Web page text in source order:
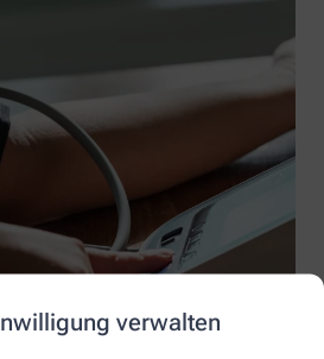
verwalten